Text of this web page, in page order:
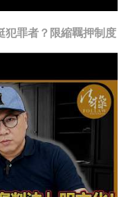
犯罪者？限縮羈押制度